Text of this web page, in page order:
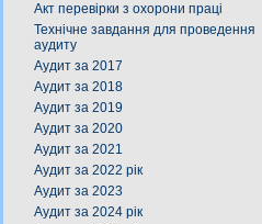
Акт перевірки з охорони праці
Технічне завдання для проведення
аудиту
Аудит за 2017
Аудит за 2018
Аудит за 2019
Аудит за 2020
Аудит за 2021
Аудит за 2022 рік
Аудит за 2023
Аудит за 2024 рік